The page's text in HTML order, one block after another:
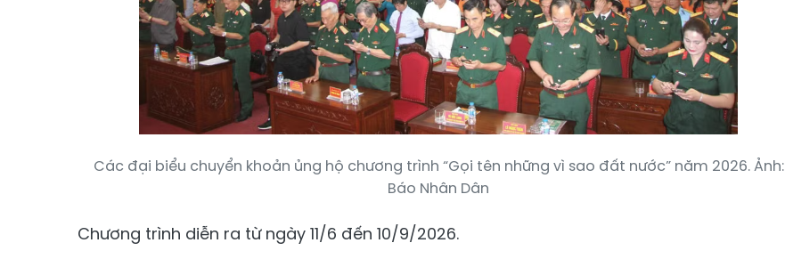
Các đại biểu chuyển khoản ủng hộ chương trình “Gọi tên những vì sao đất nước” năm 2026. Ảnh:
Báo Nhân Dân
Chương trình diễn ra từ ngày 11/6 đến 10/9/2026.